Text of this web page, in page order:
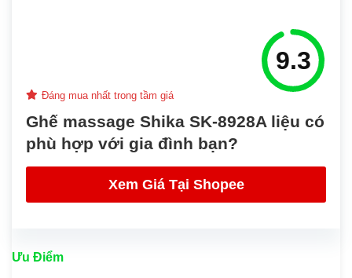
9.3
Đáng mua nhất trong tầm giá
Ghế massage Shika SK-8928A liệu có
phù hợp với gia đình bạn?
Xem Giá Tại Shopee
Ưu Điểm